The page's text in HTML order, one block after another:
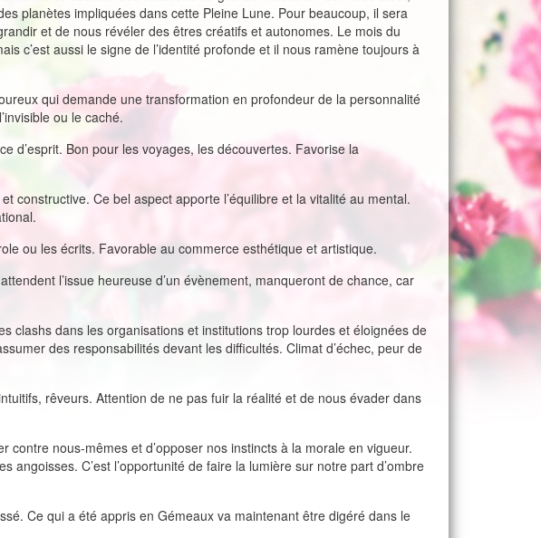
planètes impliquées dans cette Pleine Lune. Pour beaucoup, il sera
et de nous révéler des êtres créatifs et autonomes. Le mois du
c’est aussi le signe de l’identité profonde et il nous ramène toujours à
qui demande une transformation en profondeur de la personnalité
ou le caché.
d’esprit. Bon pour les voyages, les découvertes. Favorise la
constructive. Ce bel aspect apporte l’équilibre et la vitalité au mental.
ou les écrits. Favorable au commerce esthétique et artistique.
l’issue heureuse d’un évènement, manqueront de chance, car
clashs dans les organisations et institutions trop lourdes et éloignées de
des responsabilités devant les difficultés. Climat d’échec, peur de
rêveurs. Attention de ne pas fuir la réalité et de nous évader dans
nous-mêmes et d’opposer nos instincts à la morale en vigueur.
C’est l’opportunité de faire la lumière sur notre part d’ombre
Ce qui a été appris en Gémeaux va maintenant être digéré dans le